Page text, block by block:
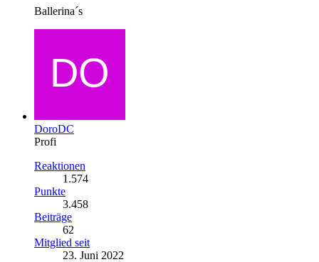
Ballerina´s
DoroDC
Profi
Reaktionen
1.574
Punkte
3.458
Beiträge
62
Mitglied seit
23. Juni 2022